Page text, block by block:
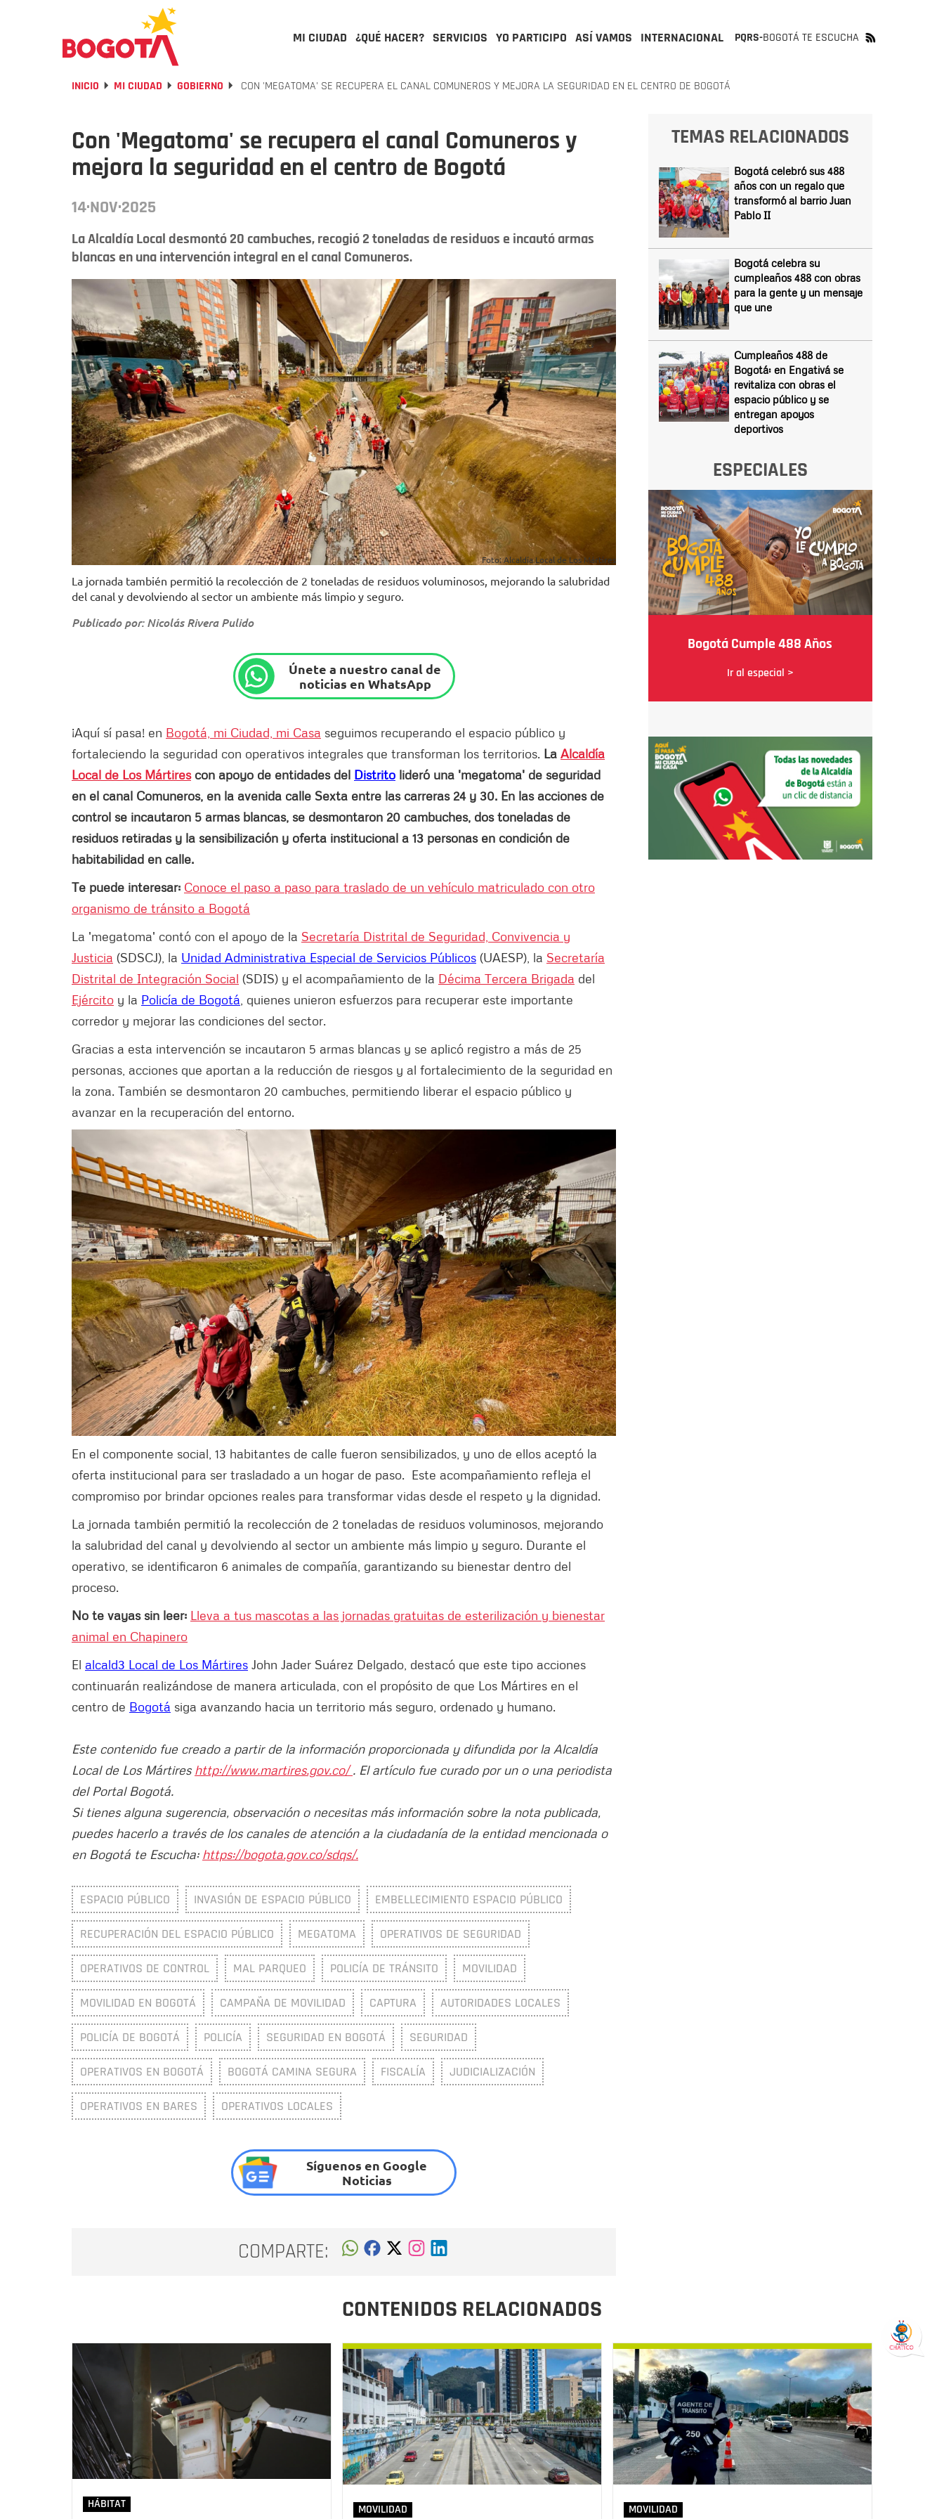
MI CIUDAD ¿QUÉ HACER? SERVICIOS YO PARTICIPO ASÍ VAMOS INTERNACIONAL PQRS-BOGOTÁ TE ESCUCHA
INICIO MI CIUDAD GOBIERNO CON 'MEGATOMA' SE RECUPERA EL CANAL COMUNEROS Y MEJORA LA SEGURIDAD EN EL CENTRO DE BOGOTÁ
Con 'Megatoma' se recupera el canal Comuneros y
mejora la seguridad en el centro de Bogotá
14·NOV·2025
La Alcaldía Local desmontó 20 cambuches, recogió 2 toneladas de residuos e incautó armas
blancas en una intervención integral en el canal Comuneros.
Foto: Alcaldía Local de Los Mártires
La jornada también permitió la recolección de 2 toneladas de residuos voluminosos, mejorando la salubridad
del canal y devolviendo al sector un ambiente más limpio y seguro.
Publicado por: Nicolás Rivera Pulido
Únete a nuestro canal de
noticias en WhatsApp
¡Aquí sí pasa! en Bogotá, mi Ciudad, mi Casa seguimos recuperando el espacio público y
fortaleciendo la seguridad con operativos integrales que transforman los territorios. La Alcaldía
Local de Los Mártirescon apoyo de entidades del Distrito lideró una 'megatoma' de seguridad
en el canal Comuneros, en la avenida calle Sexta entre las carreras 24 y 30. En las acciones de
control se incautaron 5 armas blancas, se desmontaron 20 cambuches, dos toneladas de
residuos retiradas y la sensibilización y oferta institucional a 13 personas en condición de
habitabilidad en calle.
Te puede interesar: Conoce el paso a paso para traslado de un vehículo matriculado con otro
organismo de tránsito a Bogotá
La 'megatoma' contó con el apoyo de la Secretaría Distrital de Seguridad, Convivencia y
Justicia (SDSCJ), la Unidad Administrativa Especial de Servicios Públicos (UAESP), la Secretaría
Distrital de Integración Social (SDIS) y el acompañamiento de la Décima Tercera Brigada del
Ejército y la Policía de Bogotá , quienes unieron esfuerzos para recuperar este importante
corredor y mejorar las condiciones del sector.
Gracias a esta intervención se incautaron 5 armas blancas y se aplicó registro a más de 25
personas, acciones que aportan a la reducción de riesgos y al fortalecimiento de la seguridad en
la zona. También se desmontaron 20 cambuches, permitiendo liberar el espacio público y
avanzar en la recuperación del entorno.
En el componente social, 13 habitantes de calle fueron sensibilizados, y uno de ellos aceptó la
oferta institucional para ser trasladado a un hogar de paso. Este acompañamiento refleja el
compromiso por brindar opciones reales para transformar vidas desde el respeto y la dignidad.
La jornada también permitió la recolección de 2 toneladas de residuos voluminosos, mejorando
la salubridad del canal y devolviendo al sector un ambiente más limpio y seguro. Durante el
operativo, se identificaron 6 animales de compañía, garantizando su bienestar dentro del
proceso.
No te vayas sin leer: Lleva a tus mascotas a las jornadas gratuitas de esterilización y bienestar
animal en Chapinero
El alcald3 Local de Los Mártires John Jader Suárez Delgado, destacó que este tipo acciones
continuarán realizándose de manera articulada, con el propósito de que Los Mártires en el
centro de Bogotá siga avanzando hacia un territorio más seguro, ordenado y humano.
Este contenido fue creado a partir de la información proporcionada y difundida por la Alcaldía
Local de Los Mártires http://www.martires.gov.co/. El artículo fue curado por un o una periodista
del Portal Bogotá.
Si tienes alguna sugerencia, observación o necesitas más información sobre la nota publicada,
puedes hacerlo a través de los canales de atención a la ciudadanía de la entidad mencionada o
en Bogotá te Escucha: https://bogota.gov.co/sdqs/.
ESPACIO PÚBLICO INVASIÓN DE ESPACIO PÚBLICO EMBELLECIMIENTO ESPACIO PÚBLICO
RECUPERACIÓN DEL ESPACIO PÚBLICO MEGATOMA OPERATIVOS DE SEGURIDAD
OPERATIVOS DE CONTROL MAL PARQUEO POLICÍA DE TRÁNSITO MOVILIDAD
MOVILIDAD EN BOGOTÁ CAMPAÑA DE MOVILIDAD CAPTURA AUTORIDADES LOCALES
POLICÍA DE BOGOTÁ POLICÍA SEGURIDAD EN BOGOTÁ SEGURIDAD
OPERATIVOS EN BOGOTÁ BOGOTÁ CAMINA SEGURA FISCALÍA JUDICIALIZACIÓN
OPERATIVOS EN BARES OPERATIVOS LOCALES
Síguenos en Google
Noticias
COMPARTE:
TEMAS RELACIONADOS
Bogotá celebró sus 488
años con un regalo que
transformó al barrio Juan
Pablo II
Bogotá celebra su
cumpleaños 488 con obras
para la gente y un mensaje
que une
Cumpleaños 488 de
Bogotá: en Engativá se
revitaliza con obras el
espacio público y se
entregan apoyos
deportivos
ESPECIALES
Bogotá Cumple 488 Años
Ir al especial >
CONTENIDOS RELACIONADOS
HÁBITAT MOVILIDAD MOVILIDAD